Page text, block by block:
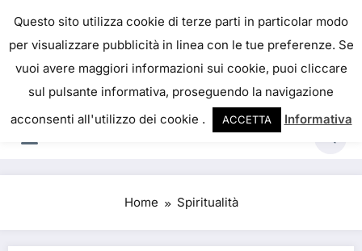
content
IL PORTALE DEL BENESSERE
La salute è come il denaro, non abbiamo mai una
vera idea del suo valore fino a quando la
perdiamo. Josh Billings
Home Spiritualità
Questo sito utilizza cookie di terze parti in particolar modo
per visualizzare pubblicità in linea con le tue preferenze. Se
vuoi avere maggiori informazioni sui cookie, puoi cliccare
sul pulsante informativa, proseguendo la navigazione
acconsenti all'utilizzo dei cookie .
ACCETTA Informativa